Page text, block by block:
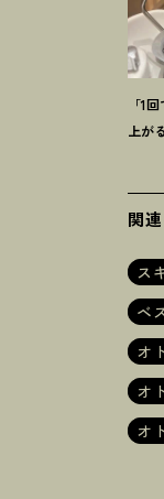
「1
上がる
関
ス
ベ
オ
オ
オ